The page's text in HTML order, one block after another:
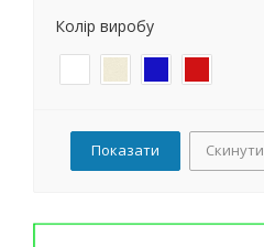
Колір виробу
Скинути